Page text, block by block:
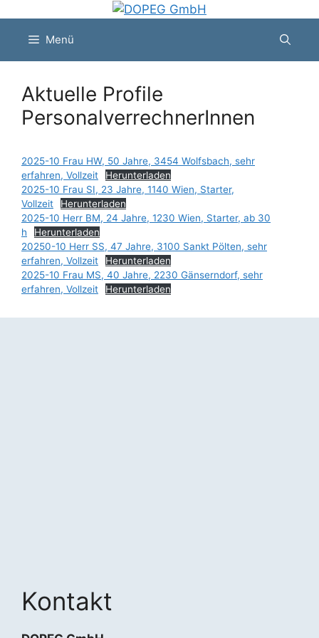
springenMenü
Aktuelle Profile
PersonalverrechnerInnen
2025-10 Frau HW, 50 Jahre, 3454 Wolfsbach, sehr
erfahren, Vollzeit
Herunterladen
2025-10 Frau SI, 23 Jahre, 1140 Wien, Starter,
Vollzeit
Herunterladen
2025-10 Herr BM, 24 Jahre, 1230 Wien, Starter, ab 30
h
Herunterladen
20250-10 Herr SS, 47 Jahre, 3100 Sankt Pölten, sehr
erfahren, Vollzeit
Herunterladen
2025-10 Frau MS, 40 Jahre, 2230 Gänserndorf, sehr
erfahren, Vollzeit
Herunterladen
Kontakt